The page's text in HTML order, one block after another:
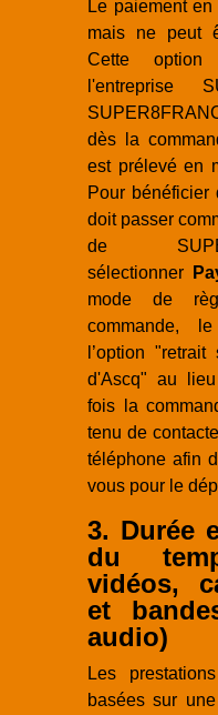
Le paiement
mais ne peut
Cette
l'entreprise
dès la
est prélevé en
Pour bénéficier
doit passer
de
sélectionner
mode de
commande,
l’option
d'Ascq" au
fois la
tenu de
téléphone afin
vous pour le
3. Durée
du
vidéos,
et
audio)
Les
basées sur